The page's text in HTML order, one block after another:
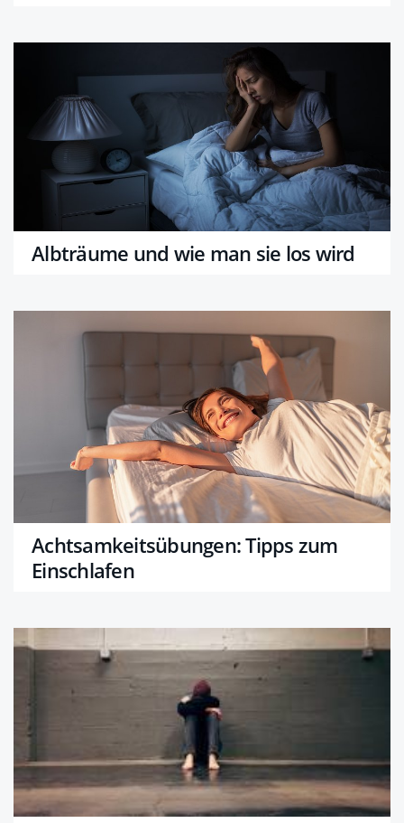
Albträume und wie man sie los wird
Achtsamkeitsübungen: Tipps zum
Einschlafen